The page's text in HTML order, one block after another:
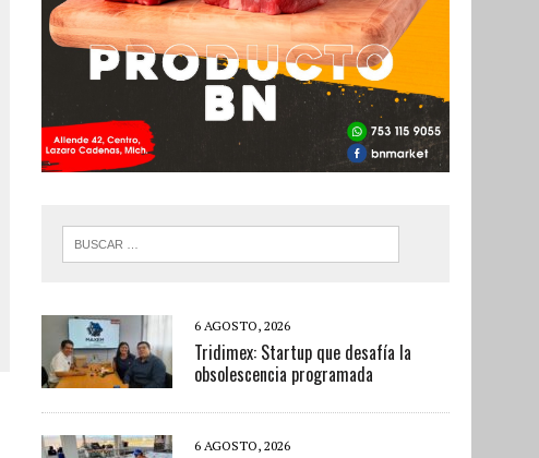
6 AGOSTO, 2026
Tridimex: Startup que desafía la
obsolescencia programada
6 AGOSTO, 2026